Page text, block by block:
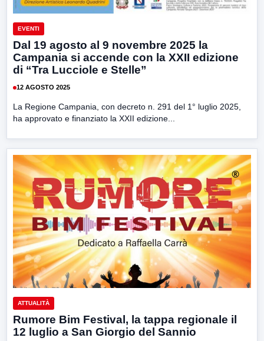
EVENTI
Dal 19 agosto al 9 novembre 2025 la
Campania si accende con la XXII edizione
di “Tra Lucciole e Stelle”
12 AGOSTO 2025
La Regione Campania, con decreto n. 291 del 1° luglio 2025,
ha approvato e finanziato la XXII edizione...
ATTUALITÀ
Rumore Bim Festival, la tappa regionale il
12 luglio a San Giorgio del Sannio